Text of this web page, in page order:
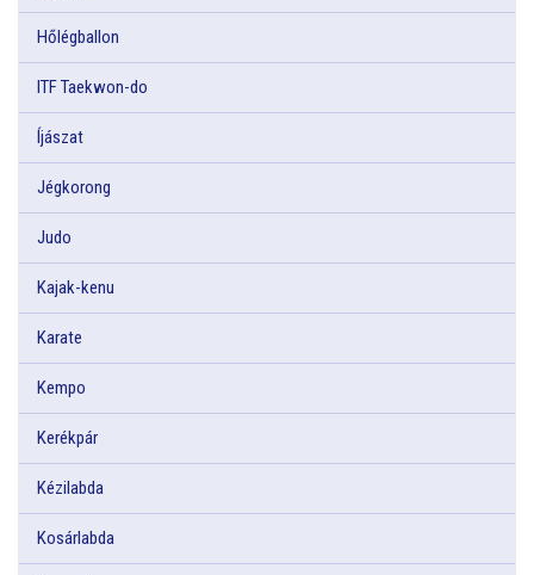
Hőlégballon
ITF Taekwon-do
Íjászat
Jégkorong
Judo
Kajak-kenu
Karate
Kempo
Kerékpár
Kézilabda
Kosárlabda